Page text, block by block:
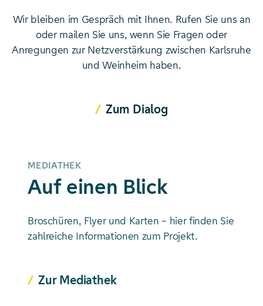
Wir bleiben im Gespräch mit Ihnen. Rufen Sie uns an
oder mailen Sie uns, wenn Sie Fragen oder
Anregungen zur Netzverstärkung zwischen Karlsruhe
und Weinheim haben.
Zum Dialog
MEDIATHEK
Auf einen Blick
Broschüren, Flyer und Karten – hier finden Sie
zahlreiche Informationen zum Projekt.
Zur Mediathek